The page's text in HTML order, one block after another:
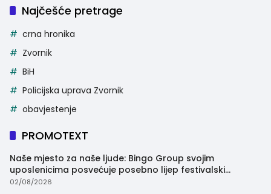
Najčešće pretrage
crna hronika
Zvornik
BiH
Policijska uprava Zvornik
obavjestenje
PROMOTEXT
Naše mjesto za naše ljude: Bingo Group svojim
uposlenicima posvećuje posebno lijep festivalski
trenutak
02/08/2026